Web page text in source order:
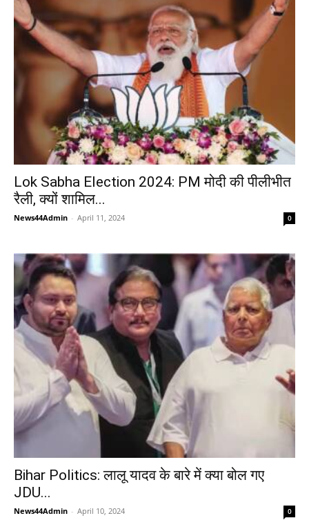
Lok Sabha Election 2024: PM मोदी की पीलीभीत
रैली, क्यों शामिल...
News44Admin - April 11, 2024 0
Bihar Politics: लालू यादव के बारे में क्या बोल गए
JDU...
News44Admin - April 10, 2024 0